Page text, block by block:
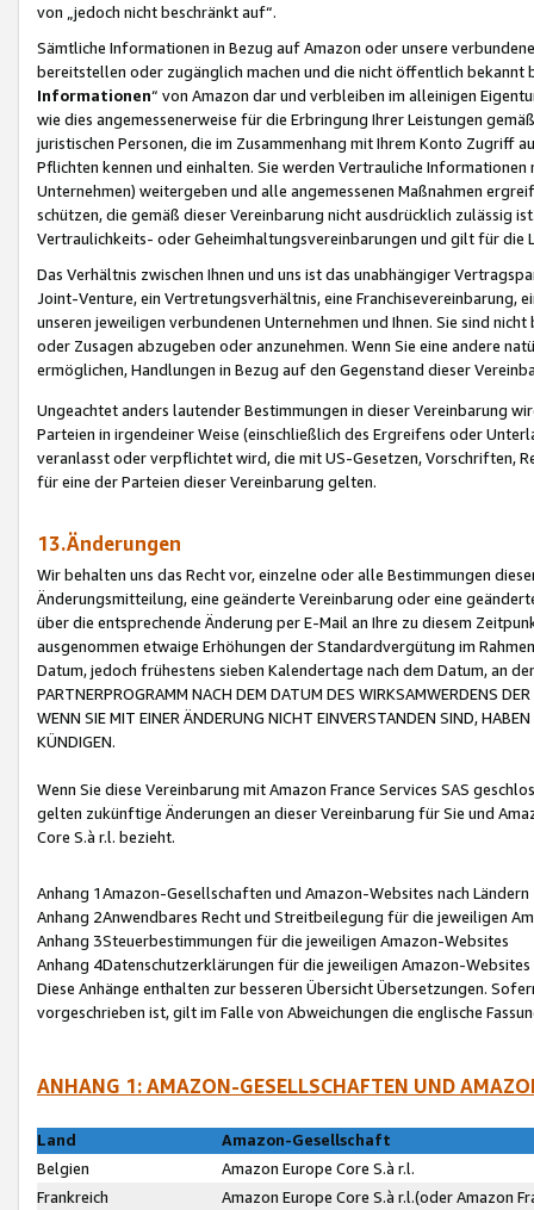
von „jedoch nicht beschränkt auf“.
Sämtliche Informationen in Bezug auf Amazon oder unsere
bereitstellen oder zugänglich machen und die nicht öffentlich
Informationen“ von Amazon dar und verbleiben im alleinigen
wie dies angemessenerweise für die Erbringung Ihrer Leistungen
juristischen Personen, die im Zusammenhang mit Ihrem Konto
Pflichten kennen und einhalten. Sie werden Vertrauliche
Unternehmen) weitergeben und alle angemessenen Maßnahmen
schützen, die gemäß dieser Vereinbarung nicht ausdrücklich zulässig
Vertraulichkeits- oder Geheimhaltungsvereinbarungen und gilt für die
Das Verhältnis zwischen Ihnen und uns ist das unabhängiger
Joint-Venture, ein Vertretungsverhältnis, eine Franchisevereinbarung,
unseren jeweiligen verbundenen Unternehmen und Ihnen. Sie sind
oder Zusagen abzugeben oder anzunehmen. Wenn Sie eine andere
ermöglichen, Handlungen in Bezug auf den Gegenstand dieser
Ungeachtet anders lautender Bestimmungen in dieser Vereinbarung
Parteien in irgendeiner Weise (einschließlich des Ergreifens oder
veranlasst oder verpflichtet wird, die mit US-Gesetzen, Vorschriften,
für eine der Parteien dieser Vereinbarung gelten.
13.Änderungen
Wir behalten uns das Recht vor, einzelne oder alle Bestimmungen
Änderungsmitteilung, eine geänderte Vereinbarung oder eine
über die entsprechende Änderung per E-Mail an Ihre zu diesem
ausgenommen etwaige Erhöhungen der Standardvergütung im
Datum, jedoch frühestens sieben Kalendertage nach dem Datum, an
PARTNERPROGRAMM NACH DEM DATUM DES WIRKSAMWERDENS
WENN SIE MIT EINER ÄNDERUNG NICHT EINVERSTANDEN SIND,
KÜNDIGEN.
Wenn Sie diese Vereinbarung mit Amazon France Services SAS
gelten zukünftige Änderungen an dieser Vereinbarung für Sie und
Core S.à r.l. bezieht.
Anhang 1Amazon-Gesellschaften und Amazon-Websites nach Ländern
Anhang 2Anwendbares Recht und Streitbeilegung für die jeweiligen
Anhang 3Steuerbestimmungen für die jeweiligen Amazon-Websites
Anhang 4Datenschutzerklärungen für die jeweiligen Amazon-Websites
Diese Anhänge enthalten zur besseren Übersicht Übersetzungen.
vorgeschrieben ist, gilt im Falle von Abweichungen die englische
ANHANG 1: AMAZON-GESELLSCHAFTEN UND
Land
Amazon-Gesellschaft
Belgien
Amazon Europe Core S.à r.l.
Frankreich
Amazon Europe Core S.à r.l.(oder Amazon